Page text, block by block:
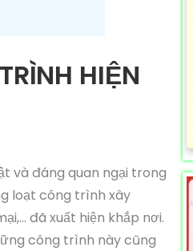
HIỆN
và đáng quan ngại trong
loạt công trình xây
đã xuất hiện khắp nơi.
công trình này cũng